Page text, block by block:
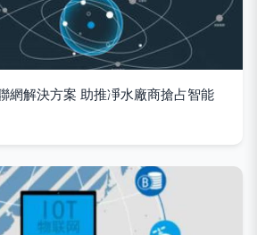
網解決方案 助推凈水廠商搶占智能